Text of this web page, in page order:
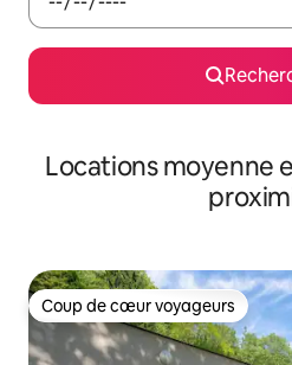
Locations moyenne
Coup de cœur voyageurs
Coup de cœur voyageurs